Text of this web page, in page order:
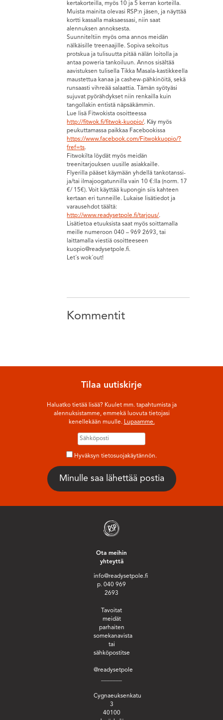
kertakorteilla, myös 10 ja 5 kerran korteilla.
Muista mainita olevasi RSP:n jäsen, ja näyttää
kortti kassalla maksaessasi, niin saat
alennuksen annoksesta.
Suunniteltiin myös oma annos meidän
nälkäisille treenaajille. Sopiva sekoitus
protskua ja tulisuutta pitää nälän loitolla ja
antaa poweria tankoiluun. Annos sisältää
aavistuksen tulisella Tikka Masala-kastikkeella
maustettua kanaa ja cashew-pähkinöitä, sekä
runsaasti vihreää salaattia. Tämän syötyäsi
sujuvat pyörähdykset niin renkailla kuin
tangollakin entistä näpsäkämmin.
Lue lisä Fitwokista osoitteessa
http://fitwok.fi/fitwok-kuopio/. Käy myös
peukuttamassa paikkaa Facebookissa
https://www.facebook.com/Fitwokkuopio/?
fref=ts.
Fitwokilta löydät myös meidän
treenitarjouksen uusille asiakkaille.
Flyerilla pääset käymään yhdellä tankotanssi-
ja/tai ilmajoogatunnilla vain 10 €:lla (norm. 17
€/ 15€). Voit käyttää kupongin siis kahteen
kertaan eri tunneille. Lukaise lisätiedot ja
varausehdot täältä:
http://www.readysetpole.fi/tarjous/.
Lisätietoa etuuksista saat myös soittamalla
meille numeroon 040 – 969 2693, tai
laittamalla viestiä osoitteeseen
kuopio@readysetpole.fi.
Let´s wok´out!
Kommentit
Tilaa uutiskirje
Haluatko tietää lisää? Kuulet mm. tapahtumista ja
alennuksistamme, emmekä luovuta tietojasi
kenellekään muulle. Lupaamme.
Hyväksyn tietosuojakäytännön.
Ota meihin
yhteyttä
info@readysetpole.fi
p. 040 969
2693
Tavoitat
meidät
parhaiten
somekanavista
tai
sähköpostitse
@readysetpole
Cygnaeuksenkatu
3
40100